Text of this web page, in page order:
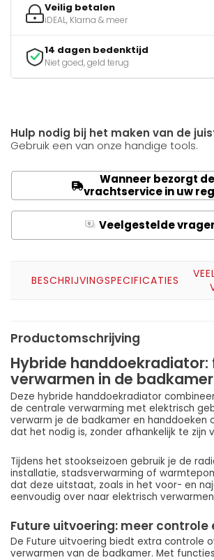
Veilig betalen
iDEAL, Klarna & meer
14 dagen bedenktijd
Niet goed, geld terug
Hulp nodig bij het maken van de
Gebruik een van onze handige tools.
Wanneer bezorgt de
vrachtservice in uw
Q Veelgestelde
BESCHRIJVINGSPECIFICATIES
Productomschrijving
Hybride handdoekradiator:
verwarmen in de badkamer
Deze hybride handdoekradiator
de centrale verwarming met elektrisch
verwarm je de badkamer en handdoeken
dat het nodig is, zonder afhankelijk te zijn
Tijdens het stookseizoen gebruik je de
installatie, stadsverwarming of
dat deze uitstaat, zoals in het voor- en
eenvoudig over naar elektrisch
Future uitvoering: meer controle
De Future uitvoering biedt extra controle
verwarmen van de badkamer. Met